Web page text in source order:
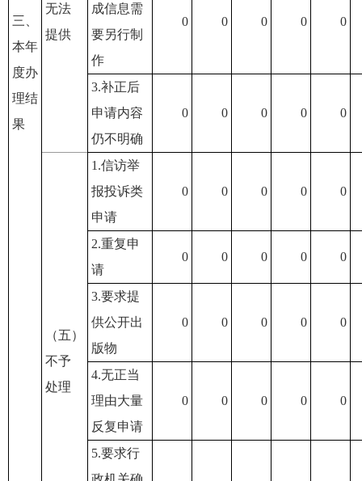
三、
本年
度办
理结
果
无法
提供
成信息需
要另行制
作
0 0 0 0 0
3.补正后
申请内容
仍不明确
0 0 0 0 0
（五）
不予
处理
1.信访举
报投诉类
申请
0 0 0 0 0
2.重复申
请
0 0 0 0 0
3.要求提
供公开出
版物
0 0 0 0 0
4.无正当
理由大量
反复申请
0 0 0 0 0
5.要求行